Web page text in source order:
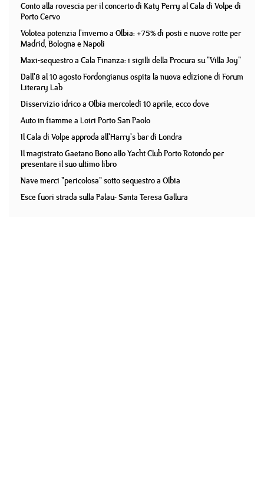
Conto alla rovescia per il concerto di Katy Perry al Cala di Volpe di
Porto Cervo
Volotea potenzia l'inverno a Olbia: +75% di posti e nuove rotte per
Madrid, Bologna e Napoli
Maxi-sequestro a Cala Finanza: i sigilli della Procura su "Villa Joy"
Dall'8 al 10 agosto Fordongianus ospita la nuova edizione di Forum
Literary Lab
Disservizio idrico a Olbia mercoledì 10 aprile, ecco dove
Auto in fiamme a Loiri Porto San Paolo
Il Cala di Volpe approda all'Harry's bar di Londra
Il magistrato Gaetano Bono allo Yacht Club Porto Rotondo per
presentare il suo ultimo libro
Nave merci "pericolosa" sotto sequestro a Olbia
Esce fuori strada sulla Palau- Santa Teresa Gallura